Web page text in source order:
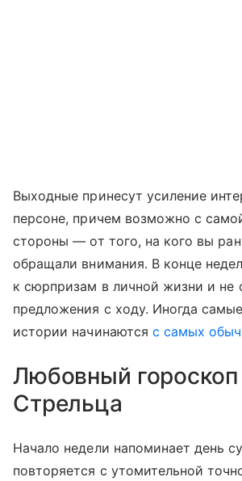
Выходные принесут усиление
персоне, причем возможно с
стороны — от того, на кого вы
обращали внимания. В конце
к сюрпризам в личной жизни и не
предложения с ходу. Иногда
истории начинаются с самых
Любовный гороскоп
Стрельца
Начало недели напоминает день
повторяется с утомительной